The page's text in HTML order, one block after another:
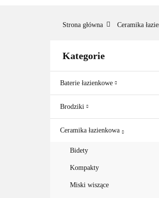
Strona główna Ceramika
Kategorie
Baterie łazienkowe
Brodziki
Ceramika łazienkowa
Bidety
Kompakty
Miski wiszące